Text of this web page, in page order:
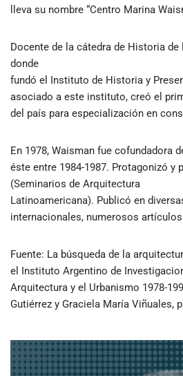
lleva su nombre “Centro Marina
Docente de la cátedra de Historia de
donde
fundó el Instituto de Historia y
asociado a este instituto, creó el
del país para especialización en
En 1978, Waisman fue cofundadora
éste entre 1984-1987. Protagonizó y
(Seminarios de Arquitectura
Latinoamericana). Publicó en
internacionales, numerosos
Fuente: La búsqueda de la
el Instituto Argentino de
Arquitectura y el Urbanismo 1978-
Gutiérrez y Graciela María Viñuales,